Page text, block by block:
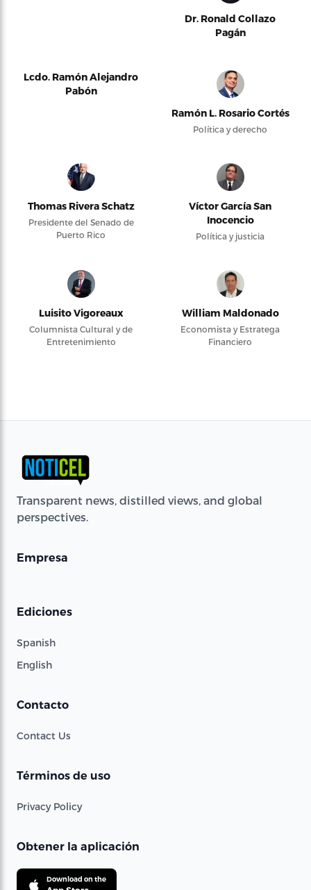
Dr. Ronald Collazo
Pagán
Lcdo. Ramón Alejandro
Pabón
Ramón L. Rosario Cortés
Política y derecho
Thomas Rivera Schatz
Presidente del Senado de
Puerto Rico
Víctor García San
Inocencio
Política y justicia
Luisito Vigoreaux
Columnista Cultural y de
Entretenimiento
William Maldonado
Economista y Estratega
Financiero
Transparent news, distilled views, and global
perspectives.
Empresa
Ediciones
Spanish
English
Contacto
Contact Us
Términos de uso
Privacy Policy
Obtener la aplicación
Download on the